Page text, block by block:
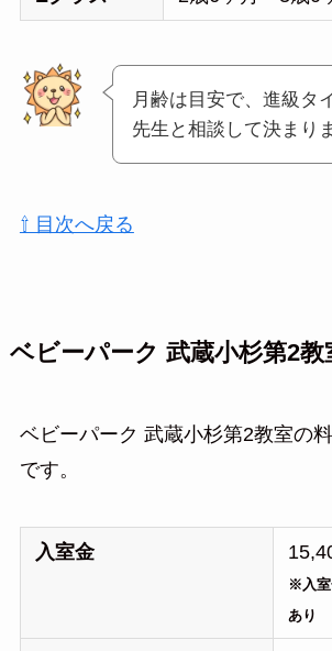
月齢は目安で、進級タ
先生と相談して決まり
⇧ 目次へ戻る
ベビーパーク 武蔵小杉第2教
ベビーパーク 武蔵小杉第2教室の
です。
入室金
※入室
あり